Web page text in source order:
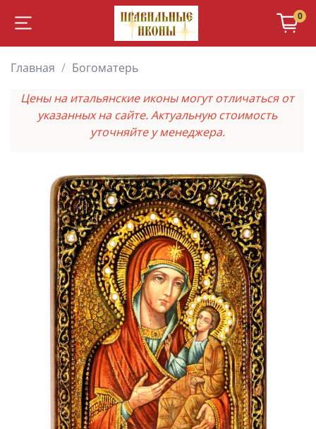
0
Главная
Богоматерь
Цены на итальянские иконы могут отличаться от
указанных на сайте. Актуальную стоимость
уточняйте у менеджера.